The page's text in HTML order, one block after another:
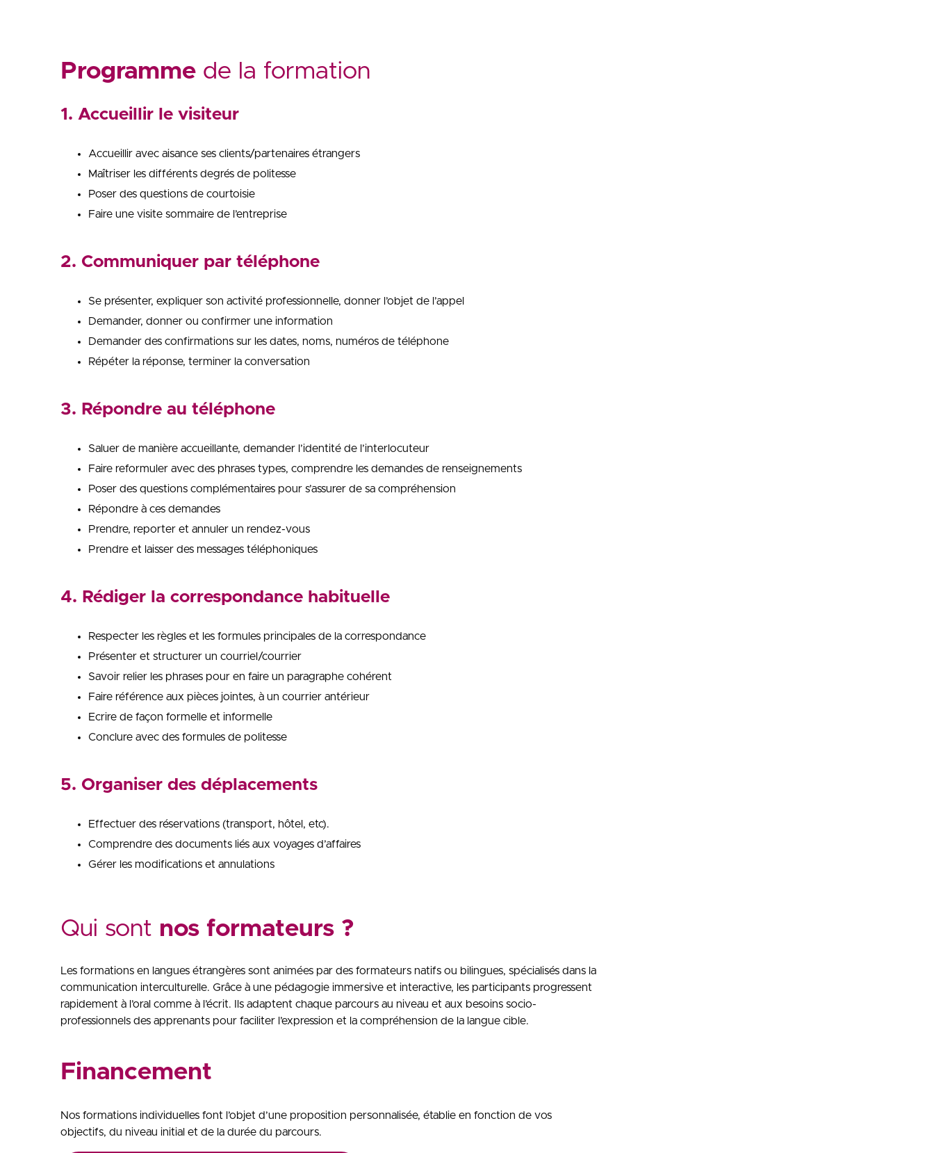
Programme de la formation
1. Accueillir le visiteur
Accueillir avec aisance ses clients/partenaires étrangers
Maîtriser les différents degrés de politesse
Poser des questions de courtoisie
Faire une visite sommaire de l’entreprise
2. Communiquer par téléphone
Se présenter, expliquer son activité professionnelle, donner l’objet de l’appel
Demander, donner ou confirmer une information
Demander des confirmations sur les dates, noms, numéros de téléphone
Répéter la réponse, terminer la conversation
3. Répondre au téléphone
Saluer de manière accueillante, demander l’identité de l’interlocuteur
Faire reformuler avec des phrases types, comprendre les demandes de renseignements
Poser des questions complémentaires pour s’assurer de sa compréhension
Répondre à ces demandes
Prendre, reporter et annuler un rendez-vous
Prendre et laisser des messages téléphoniques
4. Rédiger la correspondance habituelle
Respecter les règles et les formules principales de la correspondance
Présenter et structurer un courriel/courrier
Savoir relier les phrases pour en faire un paragraphe cohérent
Faire référence aux pièces jointes, à un courrier antérieur
Ecrire de façon formelle et informelle
Conclure avec des formules de politesse
5. Organiser des déplacements
Effectuer des réservations (transport, hôtel, etc).
Comprendre des documents liés aux voyages d’affaires
Gérer les modifications et annulations
Qui sont nos formateurs ?
Les formations en langues étrangères sont animées par des formateurs natifs ou bilingues, spécialisés dans la
communication interculturelle. Grâce à une pédagogie immersive et interactive, les participants progressent
rapidement à l’oral comme à l’écrit. Ils adaptent chaque parcours au niveau et aux besoins socio-
professionnels des apprenants pour faciliter l’expression et la compréhension de la langue cible.
Financement
Nos formations individuelles font l’objet d’une proposition personnalisée, établie en fonction de vos
objectifs, du niveau initial et de la durée du parcours.